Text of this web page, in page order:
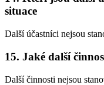
situace
Další účastníci nejsou
15. Jaké další
Další činnosti nejsou